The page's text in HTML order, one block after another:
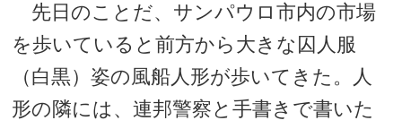
先日のことだ、サンパウロ市内の市場
を歩いていると前方から大きな囚人服
（白黒）姿の風船人形が歩いてきた。人
形の隣には、連邦警察と手書きで書いた